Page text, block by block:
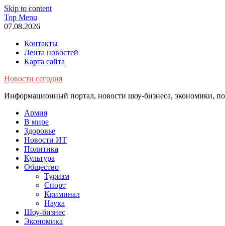
Skip to content
Top Menu
07.08.2026
Контакты
Лента новостей
Карта сайта
Новости сегодня
Информационный портал, новости шоу-бизнеса, экономики,
Армия
В мире
Здоровье
Новости ИТ
Политика
Культура
Общество
Туризм
Спорт
Криминал
Наука
Шоу-бизнес
Экономика